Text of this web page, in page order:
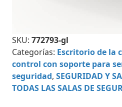
SKU: 772793-gl
Categorías: Escritorio de la
control con soporte para
seguridad, SEGURIDAD Y
TODAS LAS SALAS DE